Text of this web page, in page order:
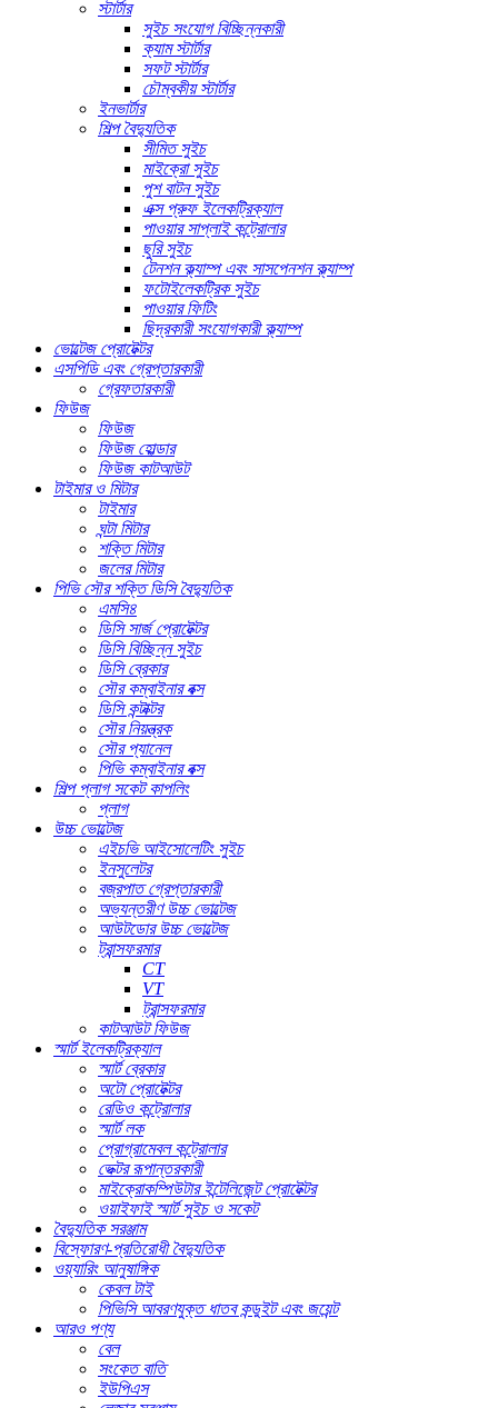
স্টার্টার
সুইচ সংযোগ বিচ্ছিন্নকারী
ক্যাম স্টার্টার
সফট স্টার্টার
চৌম্বকীয় স্টার্টার
ইনভার্টার
শিল্প বৈদ্যুতিক
সীমিত সুইচ
মাইক্রো সুইচ
পুশ বাটন সুইচ
এক্স প্রুফ ইলেকট্রিক্যাল
পাওয়ার সাপ্লাই কন্ট্রোলার
ছুরি সুইচ
টেনশন ক্ল্যাম্প এবং সাসপেনশন ক্ল্যাম্প
ফটোইলেকট্রিক সুইচ
পাওয়ার ফিটিং
ছিদ্রকারী সংযোগকারী ক্ল্যাম্প
ভোল্টেজ প্রোটেক্টর
এসপিডি এবং গ্রেপ্তারকারী
গ্রেফতারকারী
ফিউজ
ফিউজ
ফিউজ হোল্ডার
ফিউজ কাটআউট
টাইমার ও মিটার
টাইমার
ঘন্টা মিটার
শক্তি মিটার
জলের মিটার
পিভি সৌর শক্তি ডিসি বৈদ্যুতিক
এমসি৪
ডিসি সার্জ প্রোটেক্টর
ডিসি বিচ্ছিন্ন সুইচ
ডিসি ব্রেকার
সৌর কম্বাইনার বক্স
ডিসি কন্টাক্টর
সৌর নিয়ন্ত্রক
সৌর প্যানেল
পিভি কম্বাইনার বক্স
শিল্প প্লাগ সকেট কাপলিং
প্লাগ
উচ্চ ভোল্টেজ
এইচভি আইসোলেটিং সুইচ
ইনসুলেটর
বজ্রপাত গ্রেপ্তারকারী
অভ্যন্তরীণ উচ্চ ভোল্টেজ
আউটডোর উচ্চ ভোল্টেজ
ট্রান্সফরমার
CT
VT
ট্রান্সফরমার
কাটআউট ফিউজ
স্মার্ট ইলেকট্রিক্যাল
স্মার্ট ব্রেকার
অটো প্রোটেক্টর
রেডিও কন্ট্রোলার
স্মার্ট লক
প্রোগ্রামেবল কন্ট্রোলার
ভেক্টর রূপান্তরকারী
মাইক্রোকম্পিউটার ইন্টেলিজেন্ট প্রোটেক্টর
ওয়াইফাই স্মার্ট সুইচ ও সকেট
বৈদ্যুতিক সরঞ্জাম
বিস্ফোরণ-প্রতিরোধী বৈদ্যুতিক
ওয়্যারিং আনুষাঙ্গিক
কেবল টাই
পিভিসি আবরণযুক্ত ধাতব কন্ডুইট এবং জয়েন্ট
আরও পণ্য
বেল
সংকেত বাতি
ইউপিএস